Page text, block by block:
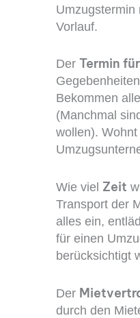
Umzugstermin
Vorlauf.
Der Termin
Bekommen
(Manchmal
wollen).
Wie viel Zeit
Transport der
alles ein,
für einen
berücksichtigt
Der
durch den